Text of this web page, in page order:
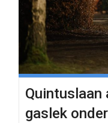
Quintuslaan
gaslek